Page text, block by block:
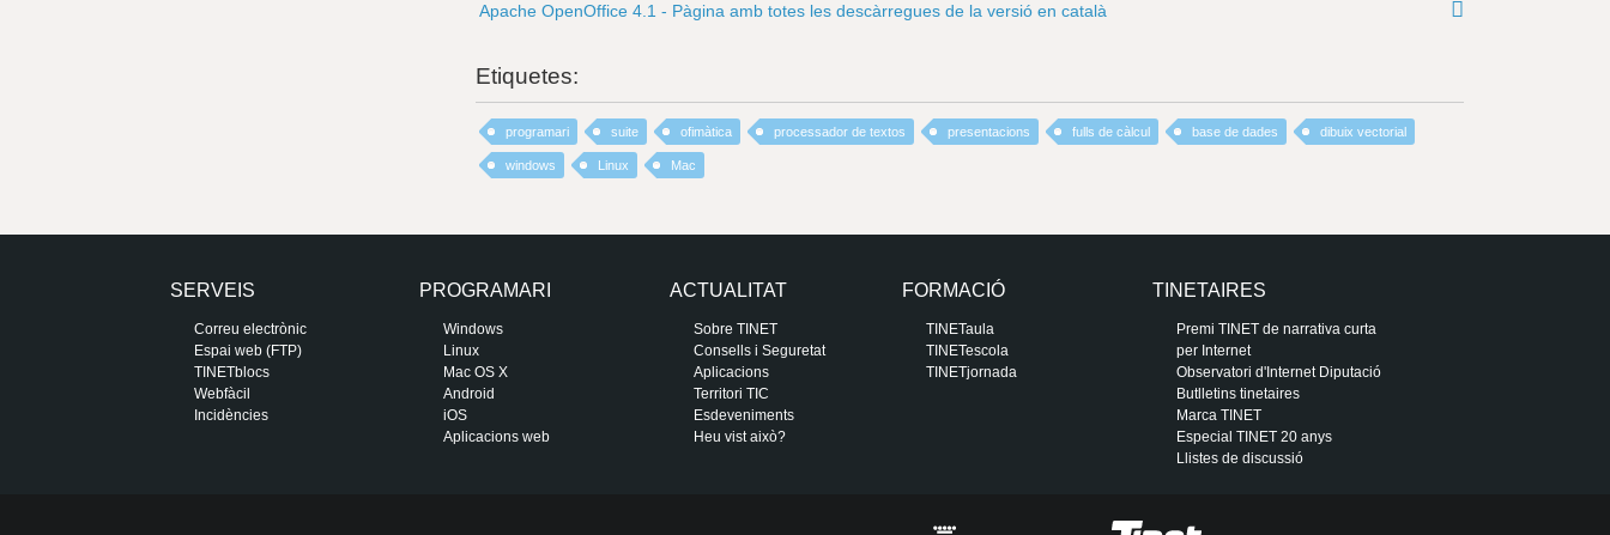
Apache OpenOffice 4.1 - Pàgina amb totes les descàrregues de la versió en català
Etiquetes:
programari suite ofimàtica processador de textos presentacions fulls de càlcul base de dades dibuix vectorial
windows Linux Mac
SERVEIS
Correu electrònic
Espai web (FTP)
TINETblocs
Webfàcil
Incidències
PROGRAMARI
Windows
Linux
Mac OS X
Android
iOS
Aplicacions web
ACTUALITAT
Sobre TINET
Consells i Seguretat
Aplicacions
Territori TIC
Esdeveniments
Heu vist això?
FORMACIÓ
TINETaula
TINETescola
TINETjornada
TINETAIRES
Premi TINET de narrativa curta
per Internet
Observatori d'Internet Diputació
Butlletins tinetaires
Marca TINET
Especial TINET 20 anys
Llistes de discussió